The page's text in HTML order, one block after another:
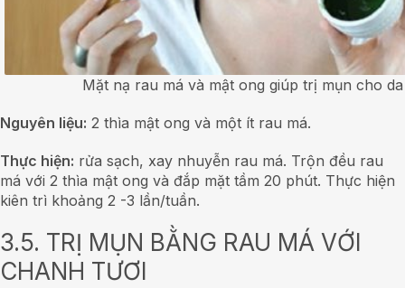
Mặt nạ rau má và mật ong giúp trị mụn cho
Nguyên liệu: 2 thìa mật ong và một ít rau má.
Thực hiện: rửa sạch, xay nhuyễn rau má. Trộn đều rau
má với 2 thìa mật ong và đắp mặt tầm 20 phút. Thực hiện
kiên trì khoảng 2 -3 lần/tuần.
3.5. TRỊ MỤN BẰNG RAU MÁ VỚI
CHANH TƯƠI